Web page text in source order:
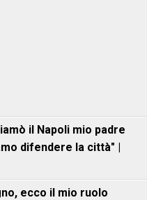
il Napoli mio padre
difendere la città" |
ecco il mio ruolo